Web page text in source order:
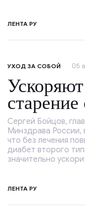
ЛЕНТА РУ
УХОД ЗА СОБОЙ 05
старение
Сергей Бойцов,
Минздрава
что без лечения
диабет второго
значительно
ЛЕНТА РУ